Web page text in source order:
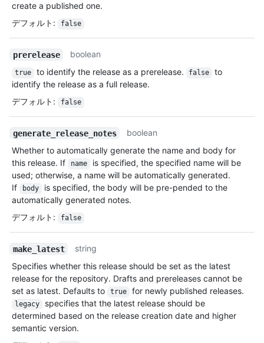
create a published one.
デフォルト : false
prerelease boolean
true to identify the release as a prerelease. false
to
identify the release as a full release.
デフォルト : false
generate_release_notes
boolean
Whether to automatically generate the name and body for
this release. If
name
is specified, the specified name will be
used; otherwise, a name will be automatically generated.
If
body
is specified, the body will be pre-pended to the
automatically generated notes.
デフォルト : false
make_latest
string
Specifies whether this release should be set as the latest
release for the repository. Drafts and prereleases cannot be
set as latest. Defaults to
true for newly published releases.
legacy
specifies that the latest release should be
determined based on the release creation date and higher
semantic version.